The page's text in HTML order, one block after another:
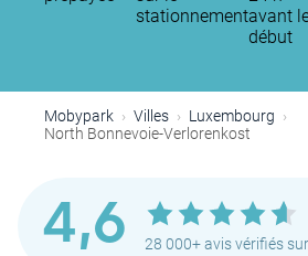
stationnementavant
début
Mobypark Villes
Luxembourg
North Bonnevoie-Verlorenkost
4,6 28 000+ avis vérifiés